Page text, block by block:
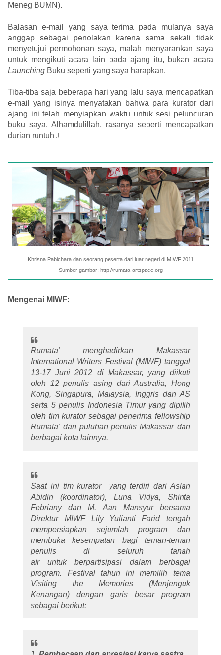
Meneg BUMN).
Balasan e-mail yang saya terima pada mulanya saya
anggap sebagai penolakan karena sama sekali tidak
menyetujui permohonan saya, malah menyarankan saya
untuk mengikuti acara lain pada ajang itu, bukan acara
Launching Buku seperti yang saya harapkan.
Tiba-tiba saja beberapa hari yang lalu saya mendapatkan
e-mail yang isinya menyatakan bahwa para kurator dari
ajang ini telah menyiapkan waktu untuk sesi peluncuran
buku saya. Alhamdulillah, rasanya seperti mendapatkan
durian runtuh J
Khrisna Pabichara dan seorang peserta dari luar negeri di MIWF 2011
Sumber gambar: http://rumata-artspace.org
Mengenai MIWF:
Rumata’ menghadirkan Makassar
International Writers Festival (MIWF) tanggal
13-17 Juni 2012 di Makassar, yang diikuti
oleh 12 penulis asing dari Australia, Hong
Kong, Singapura, Malaysia, Inggris dan AS
serta 5 penulis Indonesia Timur yang dipilih
oleh tim kurator sebagai penerima fellowship
Rumata’ dan puluhan penulis Makassar dan
berbagai kota lainnya.
Saat ini tim kurator yang terdiri dari Aslan
Abidin (koordinator), Luna Vidya, Shinta
Febriany dan M. Aan Mansyur bersama
Direktur MIWF Lily Yulianti Farid tengah
mempersiapkan sejumlah program dan
membuka kesempatan bagi teman-teman
penulis di seluruh tanah
air untuk berpartisipasi dalam berbagai
program. Festival tahun ini memilih tema
Visiting the Memories (Menjenguk
Kenangan) dengan garis besar program
sebagai berikut: